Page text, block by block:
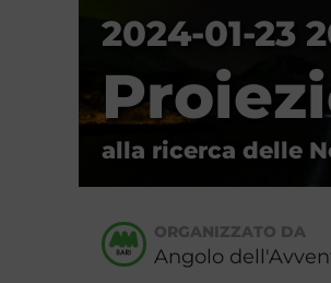
2024-01-23
alla ricerca delle
ORGANIZZATO DA
Angolo